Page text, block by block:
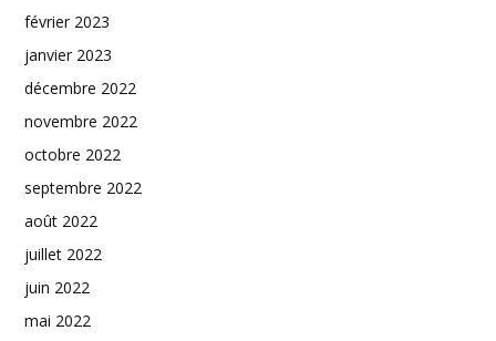
février 2023
janvier 2023
décembre 2022
novembre 2022
octobre 2022
septembre 2022
août 2022
juillet 2022
juin 2022
mai 2022